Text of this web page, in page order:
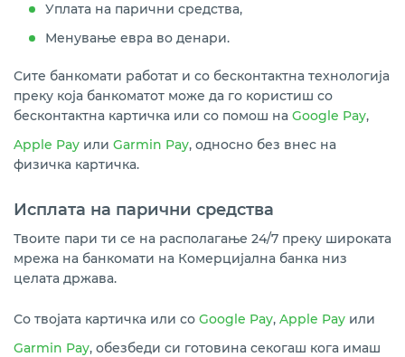
Уплата на парични средства,
Менување евра во денари.
Сите банкомати работат и со бесконтактна технологија
преку која банкоматот може да го користиш со
бесконтактна картичка или со помош на Google Pay,
Apple Pay или Garmin Pay, односно без внес на
физичка картичка.
Исплата на парични средства
Твоите пари ти се на располагање 24/7 преку широката
мрежа на банкомати на Комерцијална банка низ
целата држава.
Со твојата картичка или со Google Pay, Apple Pay или
Garmin Pay, обезбеди си готовина секогаш кога имаш